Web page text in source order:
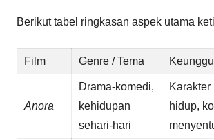
Berikut tabel ringkasan aspek utama
Film Genre / Tema
Anora
Drama-komedi,
kehidupan
sehari-hari
Karakter
hidup,